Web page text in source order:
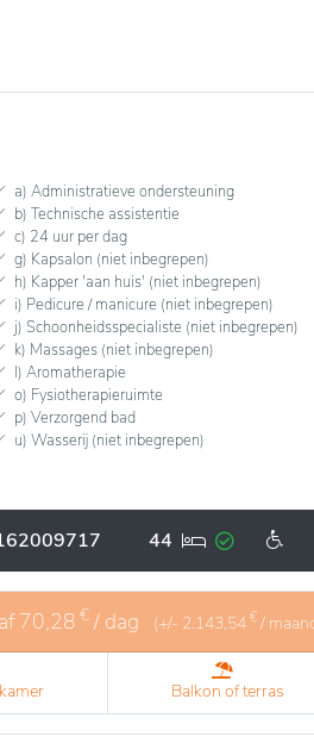
a) Administratieve ondersteuning
b) Technische assistentie
c) 24 uur per dag
g) Kapsalon (niet inbegrepen)
h) Kapper 'aan huis' (niet inbegrepen)
i) Pedicure / manicure (niet inbegrepen)
j) Schoonheidsspecialiste (niet inbegrepen)
k) Massages (niet inbegrepen)
l) Aromatherapie
o) Fysiotherapieruimte
p) Verzorgend bad
u) Wasserij (niet inbegrepen)
44
70,28 € / dag (+/- 2.143,54 € /
Balkon of terras